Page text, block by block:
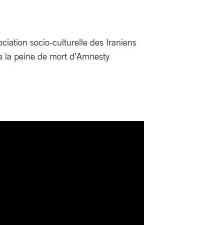
socio-culturelle des Iraniens
peine de mort d’Amnesty